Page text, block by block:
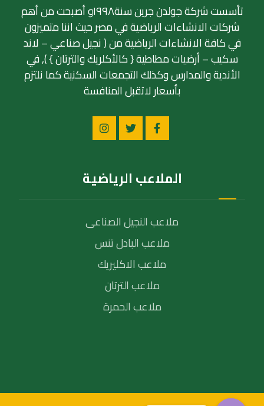
تأسست شركة جولدن جرين سنة١٩٩٨و أصبحت من أهم
شركات الانشاءات الرياضية في مصر حيث اننا متميزون
في كافة الانشاءات الرياضية من ( نجيل صناعي – لاند
سكيب – أرضيات مطاطية { كالأكلريك والترتان } ), في
الأندية والمدارس وكذلك التجمعات السكنية كما نلتزم
بأسعار لاتقبل المنافسة
الملاعب الرياضية
ملاعب النجيل الصناعى
ملاعب البادل تنس
ملاعب الاكليريك
ملاعب الترتان
ملاعب الحمرة